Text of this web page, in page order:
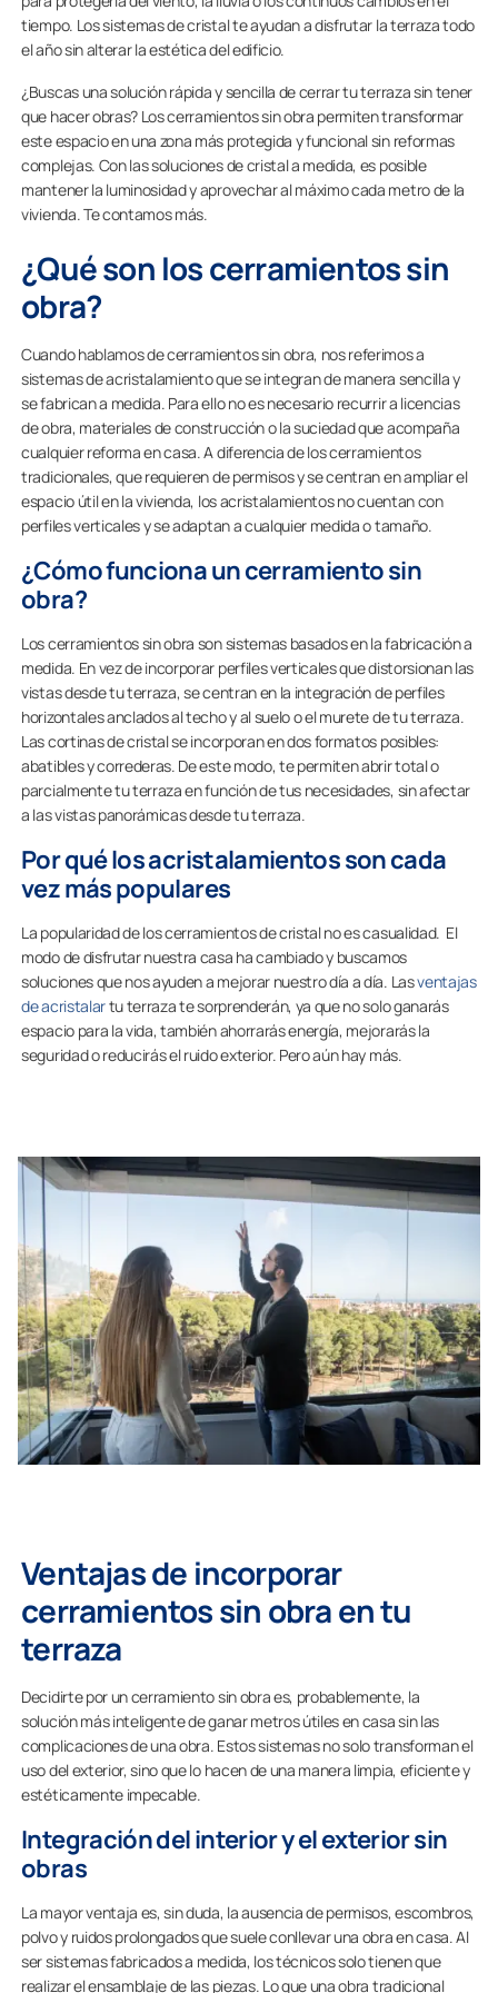
tiempo. Los sistemas de cristal te ayudan a disfrutar la terraza todo
el año sin alterar la estética del edificio.
¿Buscas una solución rápida y sencilla de cerrar tu terraza sin tener
que hacer obras? Los cerramientos sin obra permiten transformar
este espacio en una zona más protegida y funcional sin reformas
complejas. Con las soluciones de cristal a medida, es posible
mantener la luminosidad y aprovechar al máximo cada metro de la
vivienda. Te contamos más.
¿Qué son los cerramientos sin
obra?
Cuando hablamos de cerramientos sin obra, nos referimos a
sistemas de acristalamiento que se integran de manera sencilla y
se fabrican a medida. Para ello no es necesario recurrir a licencias
de obra, materiales de construcción o la suciedad que acompaña
cualquier reforma en casa. A diferencia de los cerramientos
tradicionales, que requieren de permisos y se centran en ampliar el
espacio útil en la vivienda, los acristalamientos no cuentan con
perfiles verticales y se adaptan a cualquier medida o tamaño.
¿Cómo funciona un cerramiento sin
obra?
Los cerramientos sin obra son sistemas basados en la fabricación a
medida. En vez de incorporar perfiles verticales que distorsionan las
vistas desde tu terraza, se centran en la integración de perfiles
horizontales anclados al techo y al suelo o el murete de tu terraza.
Las cortinas de cristal se incorporan en dos formatos posibles:
abatibles y correderas. De este modo, te permiten abrir total o
parcialmente tu terraza en función de tus necesidades, sin afectar
a las vistas panorámicas desde tu terraza.
Por qué los acristalamientos son cada
vez más populares
La popularidad de los cerramientos de cristal no es casualidad. El
modo de disfrutar nuestra casa ha cambiado y buscamos
soluciones que nos ayuden a mejorar nuestro día a día. Lasventajas
de acristalartu terraza te sorprenderán, ya que no solo ganarás
espacio para la vida, también ahorrarás energía, mejorarás la
seguridad o reducirás el ruido exterior. Pero aún hay más.
Ventajas de incorporar
cerramientos sin obra en tu
terraza
Decidirte por un cerramiento sin obra es, probablemente, la
solución más inteligente de ganar metros útiles en casa sin las
complicaciones de una obra. Estos sistemas no solo transforman el
uso del exterior, sino que lo hacen de una manera limpia, eficiente y
estéticamente impecable.
Integración del interior y el exterior sin
obras
La mayor ventaja es, sin duda, la ausencia de permisos, escombros,
polvo y ruidos prolongados que suele conllevar una obra en casa. Al
ser sistemas fabricados a medida, los técnicos solo tienen que
realizar el ensamblaje de las piezas. Lo que una obra tradicional